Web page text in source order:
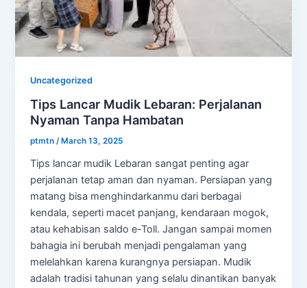
Uncategorized
Tips Lancar Mudik Lebaran: Perjalanan
Nyaman Tanpa Hambatan
ptmtn/ March 13, 2025
Tips lancar mudik Lebaran sangat penting agar
perjalanan tetap aman dan nyaman. Persiapan yang
matang bisa menghindarkanmu dari berbagai
kendala, seperti macet panjang, kendaraan mogok,
atau kehabisan saldo e-Toll. Jangan sampai momen
bahagia ini berubah menjadi pengalaman yang
melelahkan karena kurangnya persiapan. Mudik
adalah tradisi tahunan yang selalu dinantikan banyak